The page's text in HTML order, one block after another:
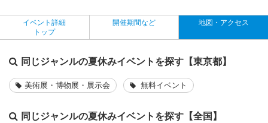
イベント詳細
トップ
開催期間など 地図・アクセス
同じジャンルの夏休みイベントを探す【東京都】
美術展・博物展・展示会 無料イベント
同じジャンルの夏休みイベントを探す【全国】